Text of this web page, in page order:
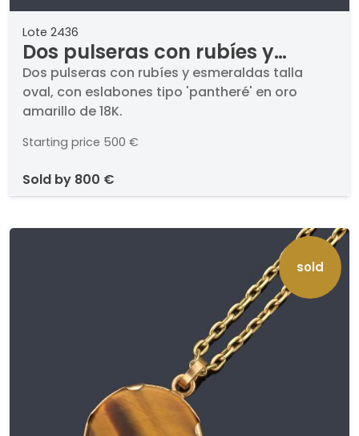
Lote 2436
Dos pulseras con rubíes y
esmeraldas talla oval, con
eslabones tipo 'pantheré' en oro
amarillo de 18K.
Dos pulseras con rubíes y esmeraldas talla
oval, con eslabones tipo 'pantheré' en oro
amarillo de 18K.
Starting price 500 €
sold by 800 €
sold